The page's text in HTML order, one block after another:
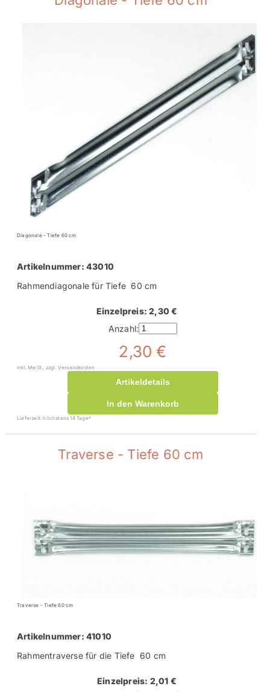
Diagonale - Tiefe 60 cm
Artikelnummer: 43010
Rahmendiagonale für Tiefe 60 cm
Einzelpreis: 2,30 €
Anzahl:
2,30 €
inkl. MwSt., zzgl. Versandkosten
Artikeldetails
In den Warenkorb
Lieferzeit: höchstens 14 Tage*
Traverse - Tiefe 60 cm
Traverse - Tiefe 60 cm
Artikelnummer: 41010
Rahmentraverse für die Tiefe 60 cm
Einzelpreis: 2,01 €